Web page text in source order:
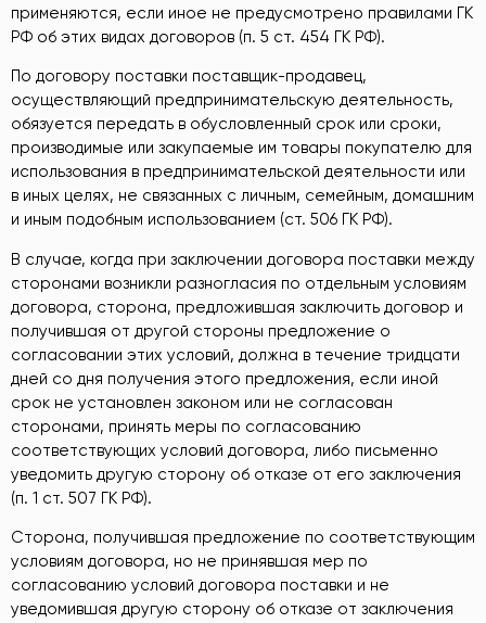
применяются, если иное не предусмотрено правилами ГК
РФ об этих видах договоров (п. 5 ст. 454 ГК РФ).
По договору поставки поставщик-продавец,
осуществляющий предпринимательскую деятельность,
обязуется передать в обусловленный срок или сроки,
производимые или закупаемые им товары покупателю для
использования в предпринимательской деятельности или
в иных целях, не связанных с личным, семейным, домашним
и иным подобным использованием (ст. 506 ГК РФ).
В случае, когда при заключении договора поставки между
сторонами возникли разногласия по отдельным условиям
договора, сторона, предложившая заключить договор и
получившая от другой стороны предложение о
согласовании этих условий, должна в течение тридцати
дней со дня получения этого предложения, если иной
срок не установлен законом или не согласован
сторонами, принять меры по согласованию
соответствующих условий договора, либо письменно
уведомить другую сторону об отказе от его заключения
(п. 1 ст. 507 ГК РФ).
Сторона, получившая предложение по соответствующим
условиям договора, но не принявшая мер по
согласованию условий договора поставки и не
уведомившая другую сторону об отказе от заключения